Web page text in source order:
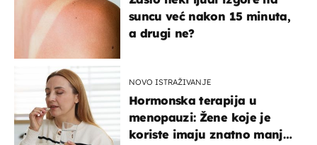
suncu već nakon 15 minuta,
a drugi ne?
NOVO ISTRAŽIVANJE
Hormonska terapija u
menopauzi: Žene koje je
koriste imaju znatno manji